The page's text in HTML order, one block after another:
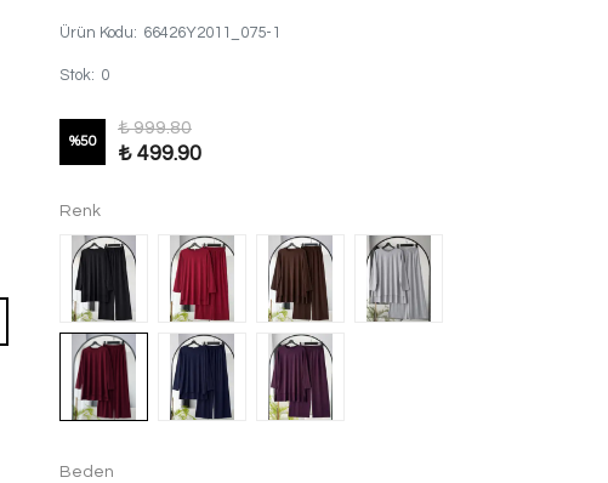
Ürün Kodu: 66426Y2011_075-1
Stok: 0
%50
₺ 999.80
₺ 499.90
Renk
Beden